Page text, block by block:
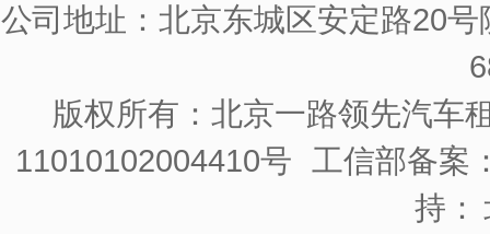
公司地址：北京东城区安定路20
版权所有：北京一路领先汽车
11010102004410号 工信部备案
持：